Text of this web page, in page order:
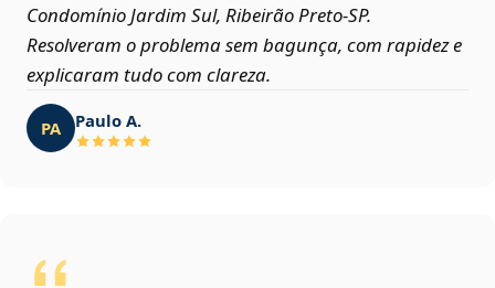
Condomínio Jardim Sul, Ribeirão Preto‑SP.
Resolveram o problema sem bagunça, com rapidez e
explicaram tudo com clareza.
PA Paulo A.